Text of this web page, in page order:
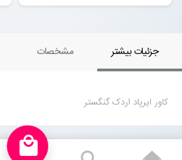
جزئیات بیشتر مشخصات
کاور ایرپاد اردک گنگستر
local_mall